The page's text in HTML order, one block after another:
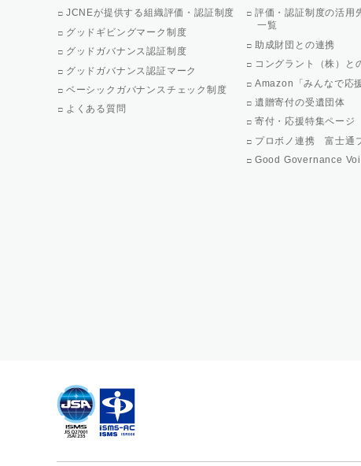
JCNEが提供する組織評価・認証制度
グッドギビングマーク制度
グッドガバナンス認証制度
グッドガバナンス認証マーク
ベーシックガバナンスチェック制度
よくある質問
評価・認証制度の活用
一覧
助成財団との連携
コングラント（株）と
Amazon「みんなで応
遺贈寄付の受遺団体
寄付・応援特集ページ
プロボノ連携 富士通
Good Governance